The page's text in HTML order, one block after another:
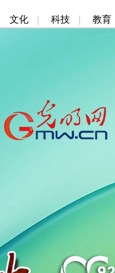
文化 科技 教育